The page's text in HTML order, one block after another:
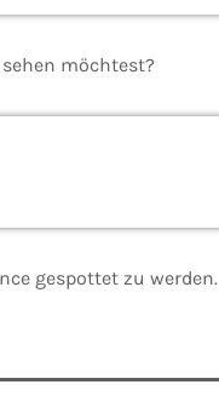
möchtest?
gespottet zu werden.